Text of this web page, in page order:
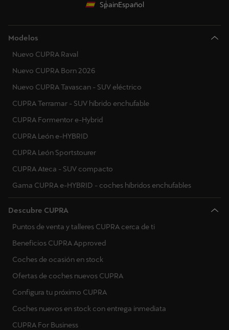
SpainEspañol
Modelos
Nuevo CUPRA Raval
Nuevo CUPRA Born 2026
Nuevo CUPRA Tavascan - SUV eléctrico
CUPRA Terramar - SUV híbrido enchufable
CUPRA Formentor e-Hybrid
CUPRA León e-HYBRID
CUPRA León Sportstourer
CUPRA Ateca - SUV compacto
Gama CUPRA e-HYBRID - coches híbridos enchufables
Descubre CUPRA
Puntos de venta y talleres CUPRA cerca de ti
Beneficios CUPRA Approved
Coches de ocasión en stock
Ofertas de coches nuevos CUPRA
Configura tu próximo CUPRA
Coches nuevos en stock con entrega inmediata
CUPRA For Business